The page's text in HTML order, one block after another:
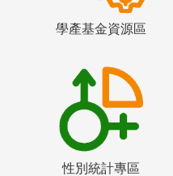
學產基金資源區
性別統計專區